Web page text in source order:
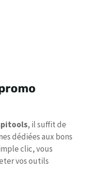
, il suffit de
dédiées aux bons
clic, vous
vos outils